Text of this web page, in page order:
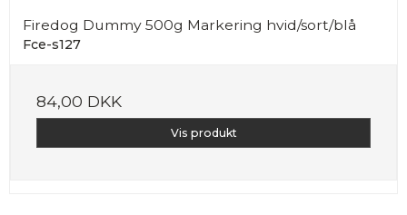
Firedog Dummy 500g Markering hvid/sort/blå
Fce-s127
84,00 DKK
Vis produkt